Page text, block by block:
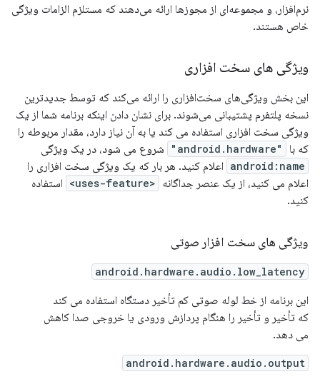
نرم‌افزار، و مجموعه‌ای از مجوزها ارائه می‌دهند که مستلزم الزامات ویژگی
خاص هستند.
ویژگی های سخت افزاری
این بخش ویژگی‌های سخت‌افزاری را ارائه می‌کند که توسط جدیدترین
نسخه پلتفرم پشتیبانی می‌شوند. برای نشان دادن اینکه برنامه شما از یک
ویژگی سخت افزاری استفاده می کند یا به آن نیاز دارد، مقدار مربوطه را
که با
"android.hardware" شروع می شود، در یک ویژگی
android:name اعلام کنید. هر بار که یک ویژگی سخت افزاری را
اعلام می کنید، از یک عنصر جداگانه <uses-feature>
استفاده
کنید.
ویژگی های سخت افزار صوتی
android.hardware.audio.low_latency
این برنامه از خط لوله صوتی کم تأخیر دستگاه استفاده می کند
که تأخیر و تأخیر را هنگام پردازش ورودی یا خروجی صدا کاهش
می دهد.
android.hardware.audio.output